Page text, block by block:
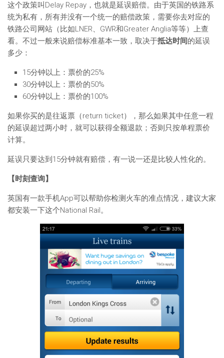
这个政策叫Delay Repay，也就是延误赔偿。由于英国的铁路系
统为私有，所有并没有一个统一的赔偿政策，需要你去对应的
铁路公司网站（比如LNER、GWR和Greater Anglia等等）上查
看。不过一般来说赔偿标准基本一致，取决于抵达时间的延误
多少：
15分钟以上：票价的25%
30分钟以上：票价的50%
60分钟以上：票价的100%
如果你买的是往返票（return ticket），那么如果其中任意一程
的延误超过两小时，就可以获得全额退款；否则只按单程票价
计算。
延误只要达到15分钟就有赔偿，有一说一还是比较人性化的。
【时刻查询】
英国有一款手机App可以帮助你检测火车的准点情况，建议大家
都安装一下这个National Rail。